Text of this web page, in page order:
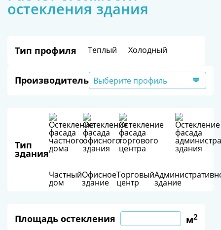
остекления здания
Тип профиля Теплый Холодный
Производитель Выберите профиль
Тип
здания
Частный
дом
Офисное
здание
Торговый
центр здание
Площадь остекления м2